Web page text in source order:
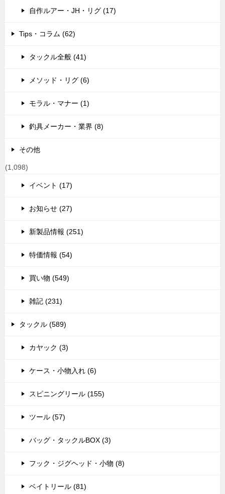
自作ルアー・JH・リグ (17)
Tips・コラム (62)
タックル全般 (41)
メソッド・リグ (6)
モラル・マナー (1)
釣具メーカー・業界 (8)
その他
(1,098)
イベント (17)
お知らせ (27)
新製品情報 (251)
特価情報 (54)
買い物 (549)
雑記 (231)
タックル (589)
カヤック (3)
ケース・小物入れ (6)
スピニングリール (155)
ツール (57)
バッグ・タックルBOX (3)
フック・ジグヘッド・小物 (8)
ベイトリール (81)